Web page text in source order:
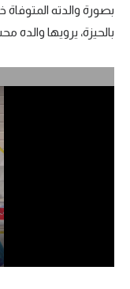
الدوري الإيطالي
الدوري السعودي
دوري أبطال إفريقيا
بصورة والدته
بالحيزة، يرويها والده